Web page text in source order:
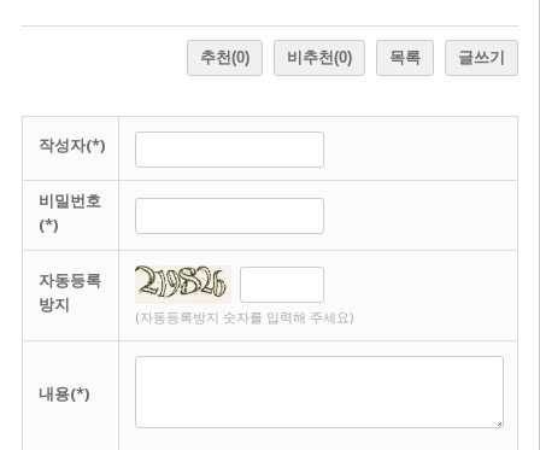
추천(0) 비추천(0) 목록 글쓰기
작성자(*)
비밀번호
(*)
자동등록
방지
(자동등록방지 숫자를 입력해 주세요)
내용(*)